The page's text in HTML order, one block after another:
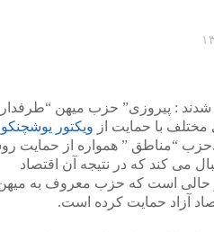
آماده می شدند : پیروزی” حزب میهن “طرفدار
با حمایت از ویکتور یوشچنکو
“مناطق ” همواره از حمایت
می کند که در نتیجه آن اقتصاد
حالی است که حزب معروف به
آزاد حمایت کرده است.